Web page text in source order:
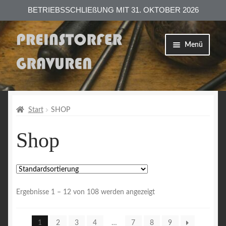
BETRIEBSSCHLIEßUNG MIT 31. OKTOBER 2026
Zur
Navigation
springen
Zum
Inhalt
springen
Menü
Versand
Zahlungsarten
AGB
Datenschutzerklärung
Impressum
Start SHOP
Shop
Ergebnisse 1 – 12 von 108 werden angezeigt
1 2 3 4 … 7 8 9